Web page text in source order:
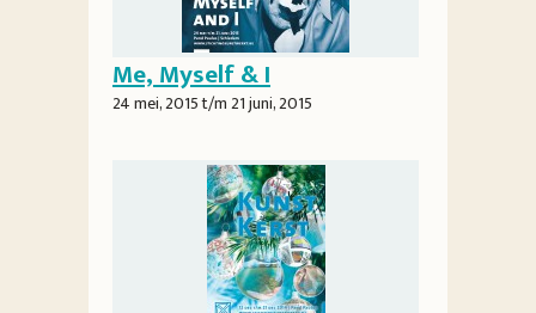
Me, Myself & I
24 mei, 2015t/m21 juni, 2015